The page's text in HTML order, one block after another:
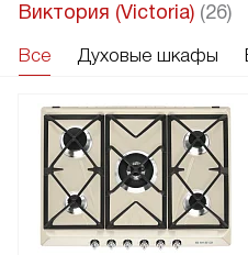
Виктория (Victoria) (26)
Все Духовые шкафы